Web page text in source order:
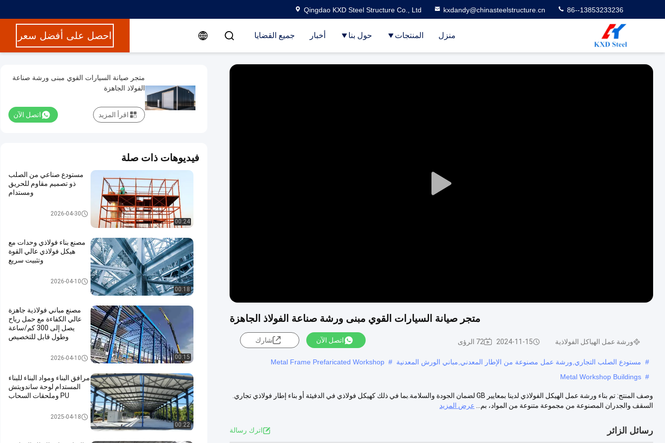
Qingdao KXD Steel Structure Co., Ltd kxdandy@chinasteelstructure.cn 86--13853233236
منزل المنتجات حول بنا أخبار جميع القضايا احصل على أفضل سعر
Play
متجر صيانة السيارات القوي مبنى ورشة صناعة الفولاذ الجاهزة
ورشة عمل الهياكل الفولاذية 2024-11-15 72 الرؤى اتصل الآن شارك
# مستودع الصلب التجاري,ورشة عمل مصنوعة من الإطار المعدني,مباني الورش المعدنية #
Metal Frame Prefaricated Workshop
#
Metal Workshop Buildings
وصف المنتج: تم بناء ورشة عمل الهيكل الفولاذي لدينا بمعايير GB لضمان الجودة والسلامة.بما في ذلك كهيكل فولاذي في الدفيئة أو بناء إطار فولاذي تجاري.
السقف والجدران المصنوعة من مجموعة متنوعة من المواد، بم...
عرض المزيد
رسائل الزائر اترك رسالة
متجر صيانة السيارات القوي مبنى ورشة صناعة
الفولاذ الجاهزة
اتصل الآن اقرأ المزيد
فيديوهات ذات صلة
00:24
مستودع صناعي من الصلب
ذو تصميم مقاوم للحريق
ومستدام
مستودع الهيكل الصلبي2026-04-30
00:18
مصنع بناء فولاذي وحدات مع
هيكل فولاذي عالي القوة
وتثبيت سريع
ورشة عمل الهياكل الفولاذية
2026-04-10
00:15
مصنع مباني فولاذية جاهزة
عالي الكفاءة مع حمل رياح
يصل إلى 300 كم/ساعة
وطول قابل للتخصيص
مستودع الهيكل الصلبي2026-04-10
00:22
مرافق البناء ومواد البناء للبناء
المستدام لوحة ساندويتش
PU وملحقات السحاب
بناء الهياكل الفولاذية2025-04-18